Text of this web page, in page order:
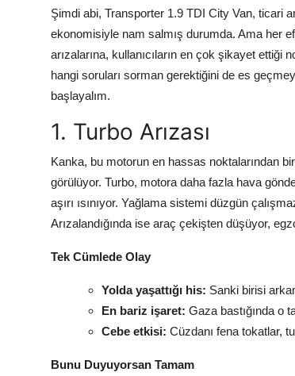
Şimdi abi, Transporter 1.9 TDI City Van, ticari
ekonomisiyle nam salmış durumda. Ama her
arızalarına, kullanıcıların en çok şikayet
hangi soruları sorman gerektiğini de es
başlayalım.
1. Turbo Arızası
Kanka, bu motorun en hassas noktalarından
görülüyor. Turbo, motora daha fazla hava
aşırı ısınıyor. Yağlama sistemi düzgün
Arızalandığında ise araç çekişten düşüyor,
Tek Cümlede Olay
Yolda yaşattığı his: Sanki birisi
En bariz işaret: Gaza bastığında o
Cebe etkisi: Cüzdanı fena tokatlar,
Bunu Duyuyorsan Tamam